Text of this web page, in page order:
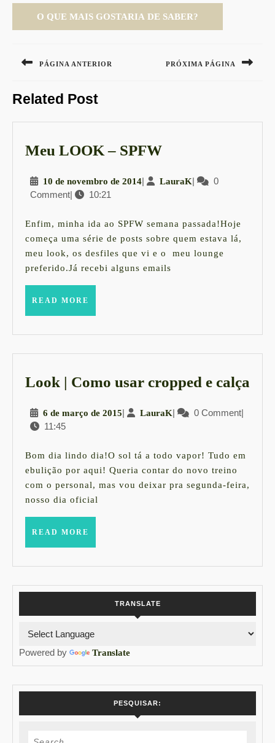
de
PÁGINA ANTERIOR
post:
PRÓXIMA PÁGINA
Related Post
Meu LOOK – SPFWMeu
–
10 de novembro de 201410
de
2014
| LauraKLauraK
|
0
Comment| 10:21
Enfim, minha ida ao SPFW semana passada!Hoje
começa uma série de posts sobre quem estava lá,
meu look, os desfiles que vi e o meu lounge
preferido.Já recebi alguns emails
READ MORE
Look | Como usar cropped e calça
6 de março de 20156
de
2015
| LauraKLauraK
| 0 Comment|
11:45
Bom dia lindo dia!O sol tá a todo vapor! Tudo em
ebulição por aqui! Queria contar do novo treino
com o personal, mas vou deixar pra segunda-feira,
nosso dia oficial
READ MORE
TRANSLATE
Powered by Translate
PESQUISAR:
Search